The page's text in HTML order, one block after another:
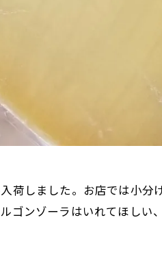
荷しました。お店では小
ゴンゾーラはいれてほし